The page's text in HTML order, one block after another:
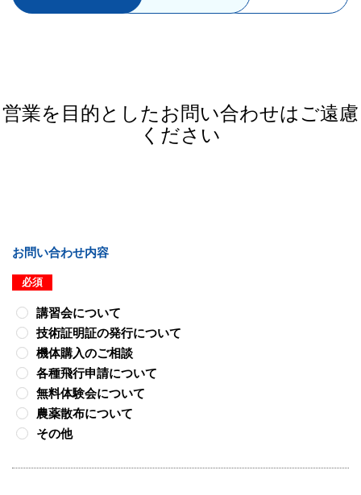
営業を目的としたお問い合わせはご遠慮
ください
お問い合わせ内容
必須
講習会について
技術証明証の発行について
機体購入のご相談
各種飛行申請について
無料体験会について
農薬散布について
その他